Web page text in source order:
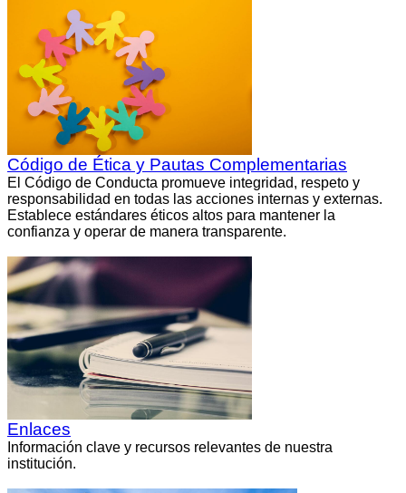
Código de Ética y Pautas Complementarias
El Código de Conducta promueve integridad, respeto y
responsabilidad en todas las acciones internas y externas.
Establece estándares éticos altos para mantener la
confianza y operar de manera transparente.
Enlaces
Información clave y recursos relevantes de nuestra
institución.